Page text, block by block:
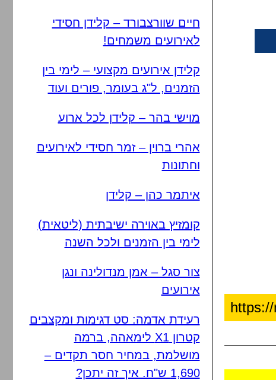
חיים שוורצבורד – קלידן חסידי
לאירועים משמחים!
קלידן אירועים מקצועי – לימי בין
הזמנים, ל"ג בעומר, פורים ועוד
מוישי בהר – קלידן לכל ארוע
אהרי ברוין – זמר חסידי לאירועים
וחתונות
איתמר כהן – קלידן
קומזיץ באוירה ישיבתית (ליטאית)
לימי בין הזמנים ולכל השנה
צור סגל – אמן מנדולינה ונגן
אירועים
רעידת אדמה: סט דגימות ומקצבים
קטרון X1 לימאהה, ברמה
מושלמת, במחיר חסר תקדים –
1,690 ש"ח. איך זה יתכן?